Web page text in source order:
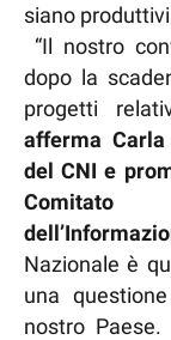
siano
“Il nostro
dopo la
progetti
afferma
del CNI e
Comitato
Nazionale è
una
nostro